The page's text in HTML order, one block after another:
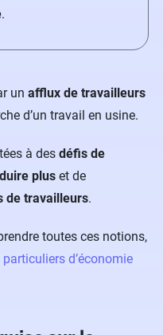
.
un afflux de travailleurs
d’un travail en usine.
à des défis de
plus et de
de travailleurs.
toutes ces notions,
d’économie